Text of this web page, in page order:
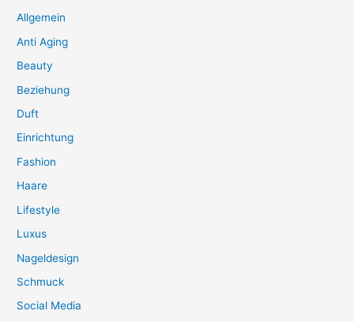
Allgemein
Anti Aging
Beauty
Beziehung
Duft
Einrichtung
Fashion
Haare
Lifestyle
Luxus
Nageldesign
Schmuck
Social Media